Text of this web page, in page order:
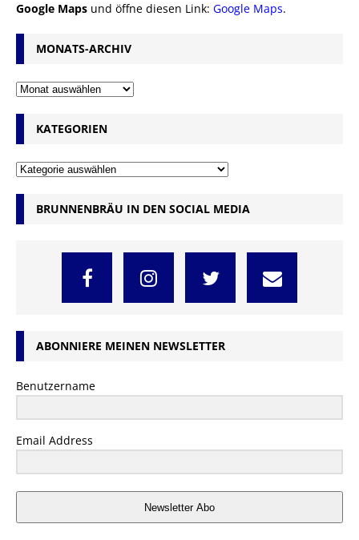
Google Maps und öffne diesen Link: Google Maps.
MONATS-ARCHIV
KATEGORIEN
BRUNNENBRÄU IN DEN SOCIAL MEDIA
ABONNIERE MEINEN NEWSLETTER
Benutzername
Email Address
Newsletter Abo